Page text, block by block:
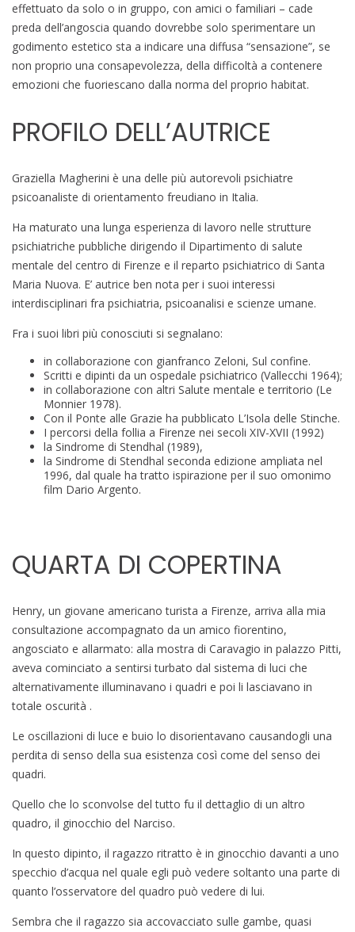
effettuato da solo o in gruppo, con amici o familiari – cade
preda dell’angoscia quando dovrebbe solo sperimentare un
godimento estetico sta a indicare una diffusa “sensazione”, se
non proprio una consapevolezza, della difficoltà a contenere
emozioni che fuoriescano dalla norma del proprio habitat.
PROFILO DELL’AUTRICE
Graziella Magherini è una delle più autorevoli psichiatre
psicoanaliste di orientamento freudiano in Italia.
Ha maturato una lunga esperienza di lavoro nelle strutture
psichiatriche pubbliche dirigendo il Dipartimento di salute
mentale del centro di Firenze e il reparto psichiatrico di Santa
Maria Nuova. E’ autrice ben nota per i suoi interessi
interdisciplinari fra psichiatria, psicoanalisi e scienze umane.
Fra i suoi libri più conosciuti si segnalano:
in collaborazione con gianfranco Zeloni, Sul confine.
Scritti e dipinti da un ospedale psichiatrico (Vallecchi 1964);
in collaborazione con altri Salute mentale e territorio (Le
Monnier 1978).
Con il Ponte alle Grazie ha pubblicato L’Isola delle Stinche.
I percorsi della follia a Firenze nei secoli XIV-XVII (1992)
la Sindrome di Stendhal (1989),
la Sindrome di Stendhal seconda edizione ampliata nel
1996, dal quale ha tratto ispirazione per il suo omonimo
film Dario Argento.
QUARTA DI COPERTINA
Henry, un giovane americano turista a Firenze, arriva alla mia
consultazione accompagnato da un amico fiorentino,
angosciato e allarmato: alla mostra di Caravagio in palazzo Pitti,
aveva cominciato a sentirsi turbato dal sistema di luci che
alternativamente illuminavano i quadri e poi li lasciavano in
totale oscurità .
Le oscillazioni di luce e buio lo disorientavano causandogli una
perdita di senso della sua esistenza così come del senso dei
quadri.
Quello che lo sconvolse del tutto fu il dettaglio di un altro
quadro, il ginocchio del Narciso.
In questo dipinto, il ragazzo ritratto è in ginocchio davanti a uno
specchio d’acqua nel quale egli può vedere soltanto una parte di
quanto l’osservatore del quadro può vedere di lui.
Sembra che il ragazzo sia accovacciato sulle gambe, quasi